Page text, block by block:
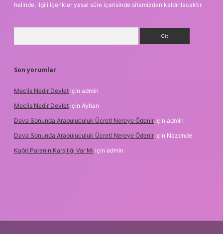
halinde, ilgili içerikler yasal süre içerisinde sitemizden kaldırılacaktır.
Son yorumlar
Meclis Nedir Devlet için admin
Meclis Nedir Devlet için Ayhan
Dava Sonunda Arabuluculuk Ücreti Nereye Ödenir için admin
Dava Sonunda Arabuluculuk Ücreti Nereye Ödenir için Nazende
Kağıt Paranın Karşılığı Var Mı için admin